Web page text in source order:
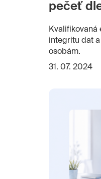
pečeť
integritu dat
osobám.
31. 07. 2024